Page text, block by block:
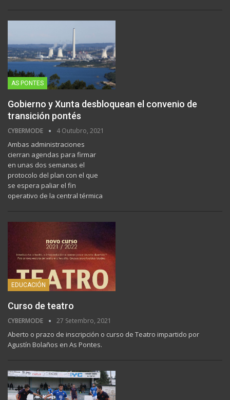
AS PONTES
Gobierno y Xunta desbloquean el convenio de
transición pontés
CYBERMODE 4 Outubro, 2021
Ambas administraciones
cierran agendas para firmar
en unas dos semanas el
protocolo del plan con el que
se espera paliar el fin
operativo de la central térmica
EDUCACIÓN
Curso de teatro
CYBERMODE 27 Setembro, 2021
Aberto o prazo de inscripción o curso de Teatro impartido por
Agustín Bolaños en As Pontes.